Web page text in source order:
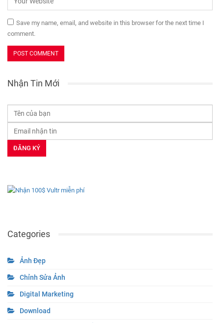
Save my name, email, and website in this browser for the next time I
comment.
Nhận Tin Mới
Categories
Ảnh Đẹp
Chỉnh Sửa Ảnh
Digital Marketing
Download